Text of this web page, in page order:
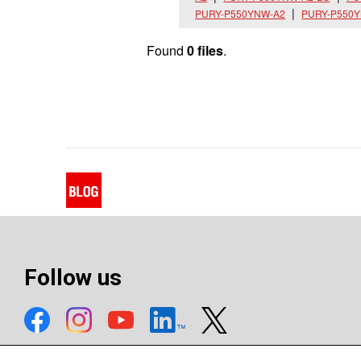
PURY-P550YNW-A2
PURY-
Found 0 files.
Follow us